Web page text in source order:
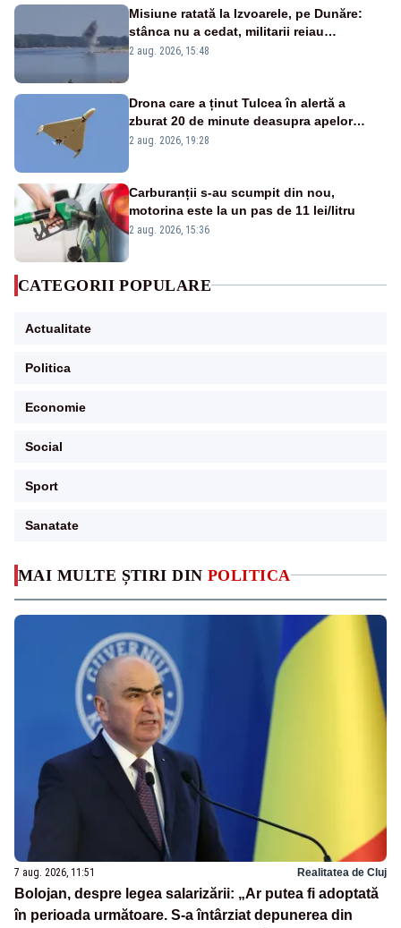
MAI MULTE ȘTIRI DIN POLITICA
7 aug. 2026, 11:51 Realitatea de Cluj
Bolojan, despre legea salarizării: „Ar putea fi adoptată
în perioada următoare. S-a întârziat depunerea din
Misiune ratată la Izvoarele, pe Dunăre:
stânca nu a cedat, militarii reiau
detonările luni – VIDEO
2 aug. 2026, 15:48
Drona care a ținut Tulcea în alertă a
zburat 20 de minute deasupra apelor
României. Au fost ridicate două F-16
2 aug. 2026, 19:28
Carburanții s-au scumpit din nou,
motorina este la un pas de 11 lei/litru
2 aug. 2026, 15:36
CATEGORII POPULARE
Actualitate
Politica
Economie
Social
Sport
Sanatate